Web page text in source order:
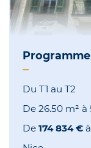
Du T1 au T2
De 26.50 m² à
De 174 834 € à